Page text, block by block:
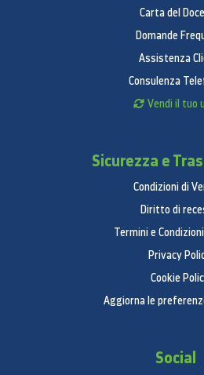
Carta del
Domande
Assistenza
Consulenza
Vendi il tuo
Sicurezza e
Condizioni di
Diritto di
Termini e
Privacy
Cookie
Aggiorna le
Social